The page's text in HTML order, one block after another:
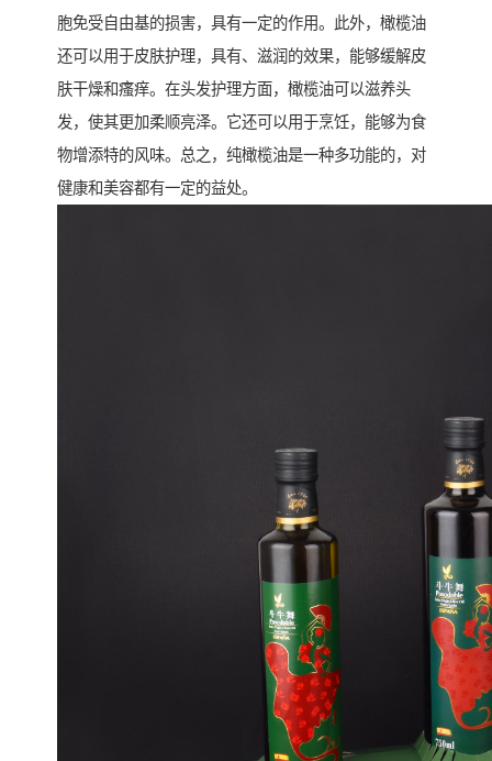
胞免受自由基的损害，具有一定的作用。此外，橄榄油
还可以用于皮肤护理，具有、滋润的效果，能够缓解皮
肤干燥和瘙痒。在头发护理方面，橄榄油可以滋养头
发，使其更加柔顺亮泽。它还可以用于烹饪，能够为食
物增添特的风味。总之，纯橄榄油是一种多功能的，对
健康和美容都有一定的益处。